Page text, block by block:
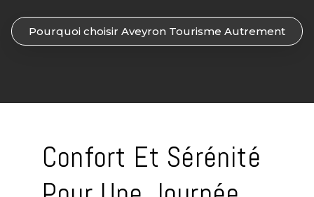
Pourquoi choisir Aveyron Tourisme Autrement
Confort Et Sérénité